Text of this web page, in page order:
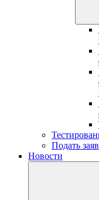
Подать
Новости